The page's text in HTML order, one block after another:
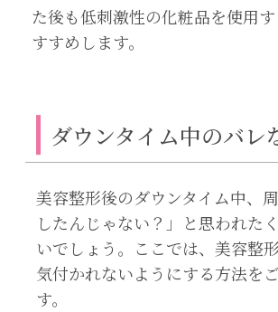
た後も低刺激性の化粧品を使用
すすめします。
ダウンタイム中のバレ
美容整形後のダウンタイム中、
したんじゃない？」と思われた
いでしょう。ここでは、美容整
気付かれないようにする方法を
す。